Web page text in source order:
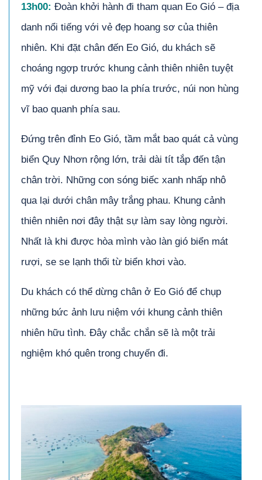
13h00: Đoàn khởi hành đi tham quan Eo Gió – địa
danh nổi tiếng với vẻ đẹp hoang sơ của thiên
nhiên. Khi đặt chân đến Eo Gió, du khách sẽ
choáng ngợp trước khung cảnh thiên nhiên tuyệt
mỹ với đại dương bao la phía trước, núi non hùng
vĩ bao quanh phía sau.
Đứng trên đỉnh Eo Gió, tầm mắt bao quát cả vùng
biển Quy Nhơn rộng lớn, trải dài tít tắp đến tận
chân trời. Những con sóng biếc xanh nhấp nhô
qua lại dưới chân mây trắng phau. Khung cảnh
thiên nhiên nơi đây thật sự làm say lòng người.
Nhất là khi được hòa mình vào làn gió biển mát
rượi, se se lạnh thổi từ biển khơi vào.
Du khách có thể dừng chân ở Eo Gió để chụp
những bức ảnh lưu niệm với khung cảnh thiên
nhiên hữu tình. Đây chắc chắn sẽ là một trải
nghiệm khó quên trong chuyến đi.